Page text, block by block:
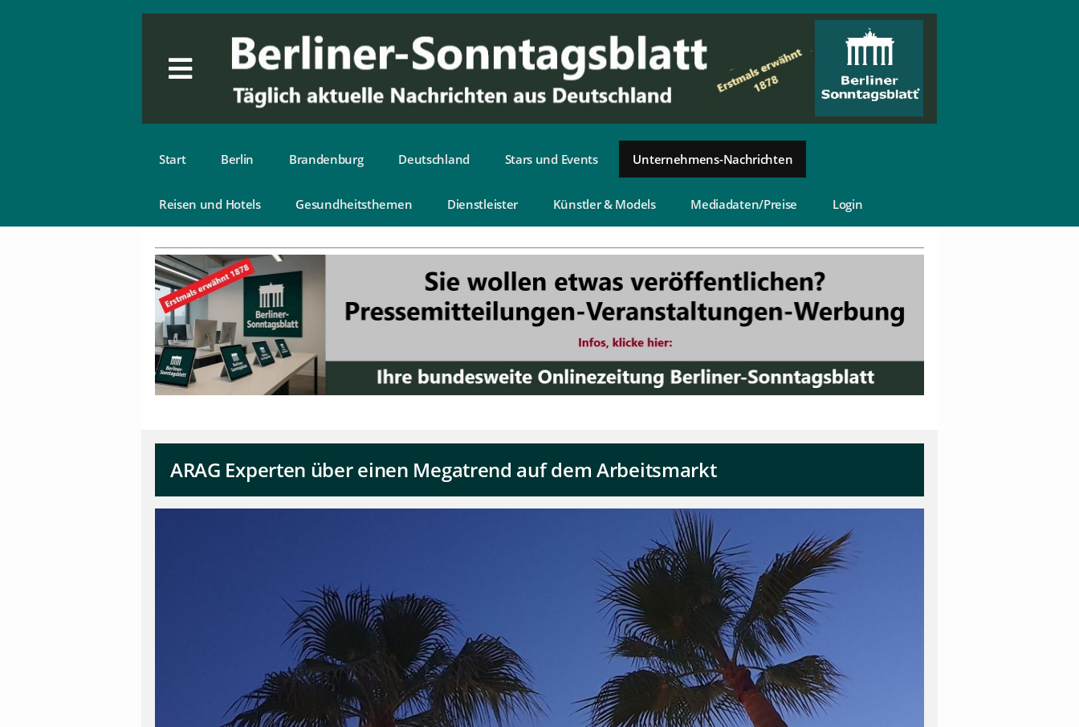
Start Berlin Brandenburg Deutschland Stars und Events Unternehmens-Nachrichten
Reisen und Hotels Gesundheitsthemen Dienstleister Künstler & Models Mediadaten/Preise Login
ARAG Experten über einen Megatrend auf dem Arbeitsmarkt